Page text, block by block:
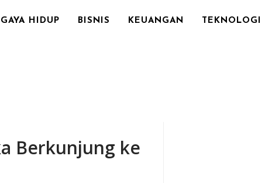
GAYA HIDUP BISNIS KEUANGAN TEKNOLOGI
Berkunjung ke